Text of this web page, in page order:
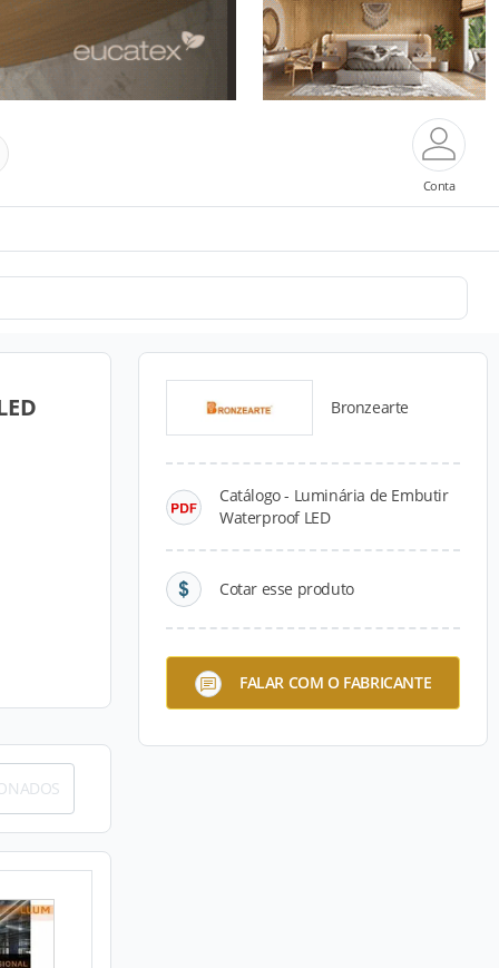
Conta
Bronzearte
Catálogo - Luminária de Embutir
Waterproof LED
Cotar esse produto
FALAR COM O FABRICANTE